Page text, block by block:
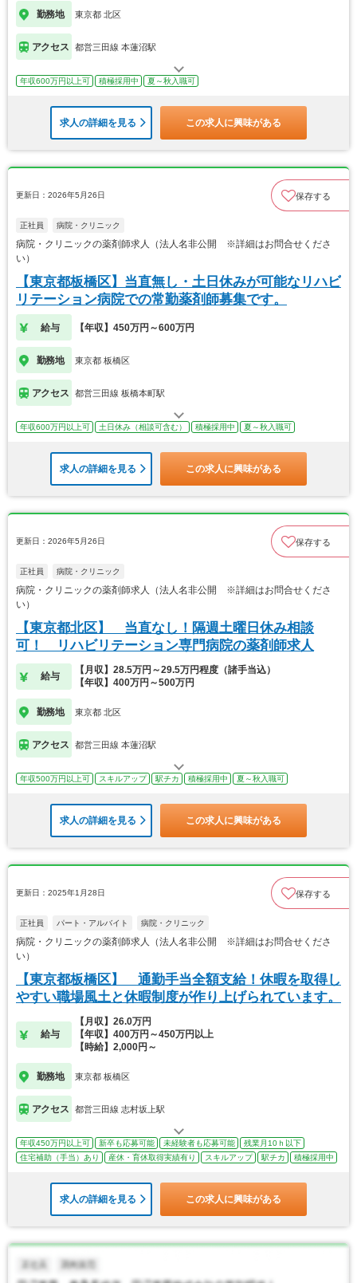
勤務地 東京都 北区
アクセス 都営三田線 本蓮沼駅
年収600万円以上可 積極採用中 夏～秋入職可
求人の詳細を見る この求人に興味がある
更新日：2026年5月26日 保存する
正社員 病院・クリニック
病院・クリニックの薬剤師求人（法人名非公開 ※詳細はお問合せくださ
い）
【東京都板橋区】当直無し・土日休みが可能なリハビ
リテーション病院での常勤薬剤師募集です。
給与 【年収】450万円～600万円
勤務地 東京都 板橋区
アクセス 都営三田線 板橋本町駅
年収600万円以上可 土日休み（相談可含む） 積極採用中 夏～秋入職可
求人の詳細を見る この求人に興味がある
更新日：2026年5月26日 保存する
正社員 病院・クリニック
病院・クリニックの薬剤師求人（法人名非公開 ※詳細はお問合せくださ
い）
【東京都北区】 当直なし！隔週土曜日休み相談
可！ リハビリテーション専門病院の薬剤師求人
給与
【月収】28.5万円～29.5万円程度（諸手当込）
【年収】400万円～500万円
勤務地 東京都 北区
アクセス 都営三田線 本蓮沼駅
年収500万円以上可 スキルアップ 駅チカ 積極採用中 夏～秋入職可
求人の詳細を見る この求人に興味がある
更新日：2025年1月28日 保存する
正社員 パート・アルバイト 病院・クリニック
病院・クリニックの薬剤師求人（法人名非公開 ※詳細はお問合せくださ
い）
【東京都板橋区】 通勤手当全額支給！休暇を取得し
やすい職場風土と休暇制度が作り上げられています。
給与
【月収】26.0万円
【年収】400万円～450万円以上
【時給】2,000円～
勤務地 東京都 板橋区
アクセス 都営三田線 志村坂上駅
年収450万円以上可 新卒も応募可能 未経験者も応募可能
残業月10ｈ以下
住宅補助（手当）あり
産休・育休取得実績有り スキルアップ 駅チカ 積極採用中
求人の詳細を見る この求人に興味がある